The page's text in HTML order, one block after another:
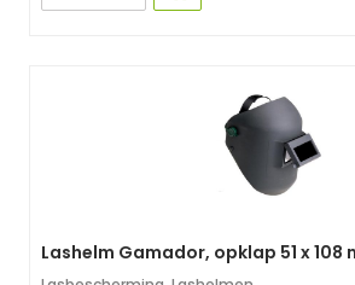
Lashelm Gamador, opklap 51 x 108